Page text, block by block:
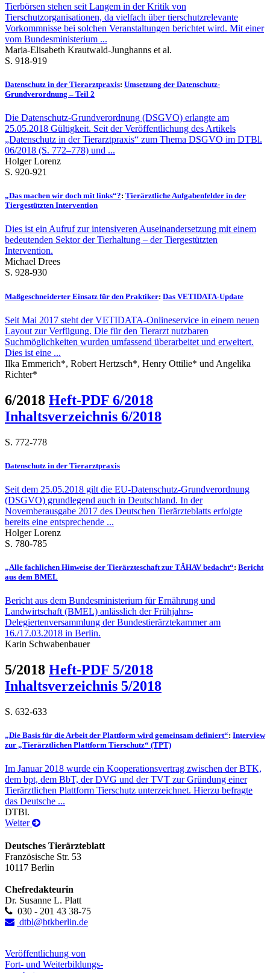
Tierbörsen stehen seit Langem in der Kritik von
Tierschutzorganisationen, da vielfach über tierschutzrelevante
Vorkommnisse bei solchen Veranstaltungen berichtet wird. Mit einer
vom Bundesministerium ...
Maria-Elisabeth Krautwald-Junghanns et al.
S. 918-919
Datenschutz in der Tierarztpraxis: Umsetzung der Datenschutz-
Grundverordnung – Teil 2
Die Datenschutz-Grundverordnung (DSGVO) erlangte am
25.05.2018 Gültigkeit. Seit der Veröffentlichung des Artikels
„Datenschutz in der Tierarztpraxis“ zum Thema DSGVO im DTBl.
06/2018 (S. 772–778) und ...
Holger Lorenz
S. 920-921
„Das machen wir doch mit links“?: Tierärztliche Aufgabenfelder in der
Tiergestützten Intervention
Dies ist ein Aufruf zur intensiveren Auseinandersetzung mit einem
bedeutenden Sektor der Tierhaltung – der Tiergestützten
Intervention.
Michael Drees
S. 928-930
Maßgeschneiderter Einsatz für den Praktiker: Das VETIDATA-Update
Seit Mai 2017 steht der VETIDATA-Onlineservice in einem neuen
Layout zur Verfügung. Die für den Tierarzt nutzbaren
Suchmöglichkeiten wurden umfassend überarbeitet und erweitert.
Dies ist eine ...
Ilka Emmerich*, Robert Hertzsch*, Henry Ottilie* und Angelika
Richter*
6/2018 Heft-PDF 6/2018
Inhaltsverzeichnis 6/2018
S. 772-778
Datenschutz in der Tierarztpraxis
Seit dem 25.05.2018 gilt die EU-Datenschutz-Grundverordnung
(DSGVO) grundlegend auch in Deutschland. In der
Novemberausgabe 2017 des Deutschen Tierärzteblatts erfolgte
bereits eine entsprechende ...
Holger Lorenz
S. 780-785
„Alle fachlichen Hinweise der Tierärzteschaft zur TÄHAV bedacht“: Bericht
aus dem BMEL
Bericht aus dem Bundesministerium für Ernährung und
Landwirtschaft (BMEL) anlässlich der Frühjahrs-
Delegiertenversammlung der Bundestierärztekammer am
16./17.03.2018 in Berlin.
Karin Schwabenbauer
5/2018 Heft-PDF 5/2018
Inhaltsverzeichnis 5/2018
S. 632-633
„Die Basis für die Arbeit der Plattform wird gemeinsam definiert“: Interview
zur „Tierärztlichen Plattform Tierschutz“ (TPT)
Im Januar 2018 wurde ein Kooperationsvertrag zwischen der BTK,
dem bpt, dem BbT, der DVG und der TVT zur Gründung einer
Tierärztlichen Plattform Tierschutz unterzeichnet. Hierzu befragte
das Deutsche ...
DTBl.
Weiter
Deutsches Tierärzteblatt
Französische Str. 53
10117 Berlin
Chefredakteurin
Dr. Susanne L. Platt
030 - 201 43 38-75
dtbl@btkberlin.de
Veröffentlichung von
Fort- und Weiterbildungs-